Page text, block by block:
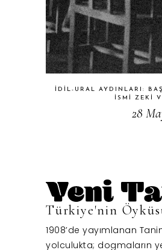
İDIL-URAL AYDINLARI:
İSMI ZEKI
28
Türkiye'nin
1908’de yayımlanan
yolculukta; dogmaların